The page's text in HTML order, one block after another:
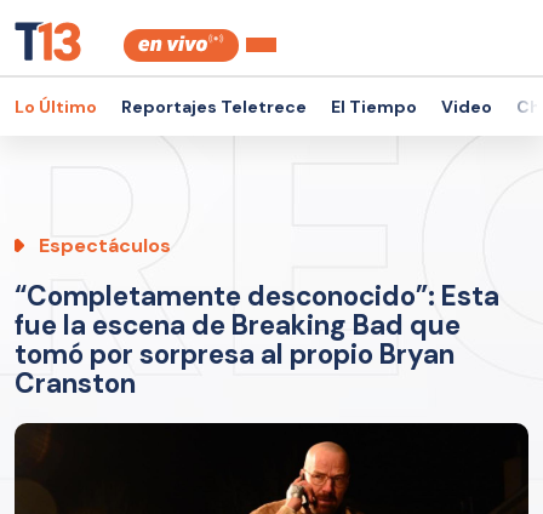
Lo Último Reportajes Teletrece El Tiempo Video
Espectáculos
“Completamente desconocido”: Esta
fue la escena de Breaking Bad que
tomó por sorpresa al propio Bryan
Cranston